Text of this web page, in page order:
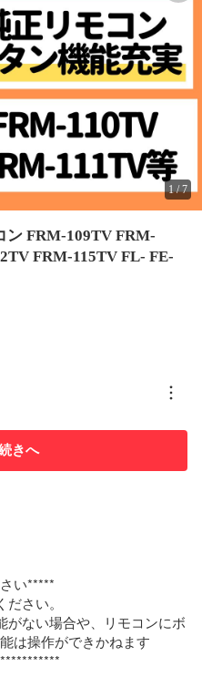
1/7
ン FRM-109TV FRM-
FRM-115TV FL- FE-
きへ
い*****
さい。
ない場合や、リモコンにボ
は操作ができかねます